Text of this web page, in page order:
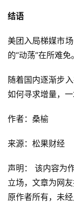
结语
美团入局梯媒市
的“动荡”在所难免。
随着国内逐渐步
如何寻求增量，
作者：桑榆
来源：松果财经
声明： 该内容为
立场，文章为网
原作者所有，未